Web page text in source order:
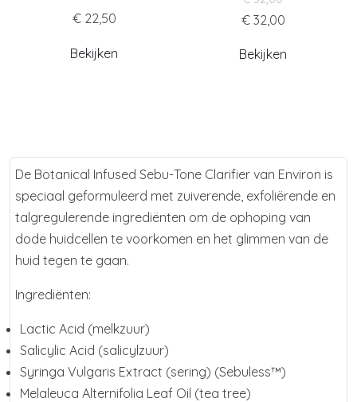
€ 22,50
Bekijken
€ 32,00
Bekijken
De Botanical Infused Sebu-Tone Clarifier van Environ is
speciaal geformuleerd met zuiverende, exfoliërende en
talgregulerende ingrediënten om de ophoping van
dode huidcellen te voorkomen en het glimmen van de
huid tegen te gaan.
Ingrediënten:
Lactic Acid (melkzuur)
Salicylic Acid (salicylzuur)
Syringa Vulgaris Extract (sering) (Sebuless™)
Melaleuca Alternifolia Leaf Oil (tea tree)